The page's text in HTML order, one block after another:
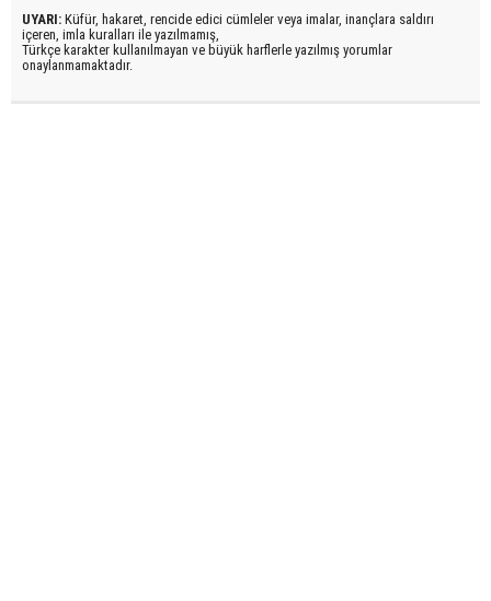
UYARI: Küfür, hakaret, rencide edici cümleler veya imalar, inançlara saldırı
içeren, imla kuralları ile yazılmamış,
Türkçe karakter kullanılmayan ve büyük harflerle yazılmış yorumlar
onaylanmamaktadır.